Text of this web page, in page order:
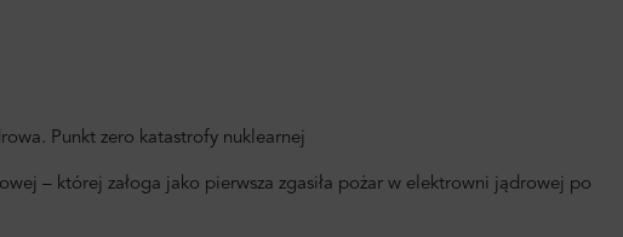
Punkt zero katastrofy nuklearnej
– której załoga jako pierwsza zgasiła pożar w elektrowni jądrowej po